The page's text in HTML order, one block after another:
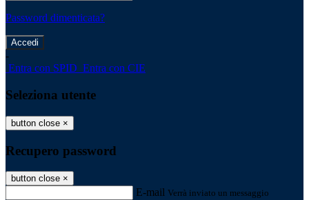
Password dimenticata?
-
Entra con SPID Entra con CIE
Seleziona utente
button close ×
Recupero password
button close ×
E-mail Verrà inviato un messaggio